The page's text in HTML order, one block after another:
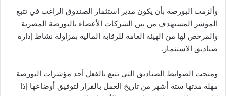
وألزمت البورصة بأن يكون مدير استثمار الصندوق الراغب في تتبع
المؤشر المستهدف من بين الشركات الأعضاء بالبورصة المصرية
والمرخص لها من الهيئة العامة للرقابة المالية بمزاولة نشاط إدارة
صناديق الاستثمار.
ومنحت الضوابط الصناديق التي تتبع بالفعل أحد مؤشرات البورصة
مهلة مدتها ستة أشهر من تاريخ العمل بالقرار لتوفيق أوضاعها إذا